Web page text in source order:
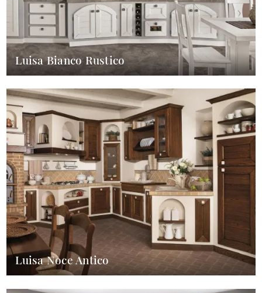
Luisa Bianco Rustico
Luisa Noce Antico